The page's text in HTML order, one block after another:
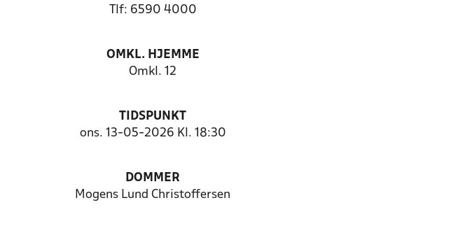
Tlf: 6590 4000
OMKL. HJEMME
Omkl. 12
TIDSPUNKT
ons. 13-05-2026 Kl. 18:30
DOMMER
Mogens Lund Christoffersen